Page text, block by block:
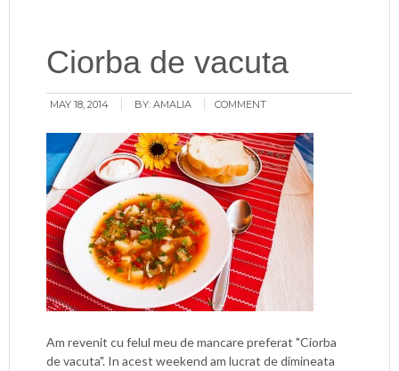
Ciorba de vacuta
MAY 18, 2014 BY:AMALIA COMMENT
Am revenit cu felul meu de mancare preferat "Ciorba
de vacuta". In acest weekend am lucrat de dimineata